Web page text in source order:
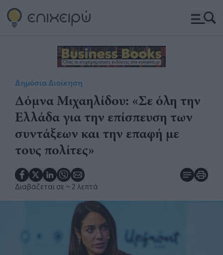
Δημόσια Διοίκηση
Δόμνα Μιχαηλίδου: «Σε όλη την
Ελλάδα για την επίσπευση των
συντάξεων και την επαφή με
τους πολίτες»
Διαβάζεται σε ~ 2 λεπτά